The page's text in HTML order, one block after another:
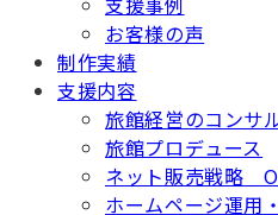
お客様の声
制作実績
支援内容
旅館経営のコンサ
旅館プロデュース
ネット販売戦略
ホームページ運用